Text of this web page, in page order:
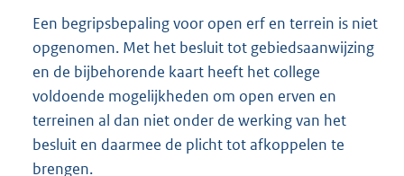
Een begripsbepaling voor open erf en terrein is niet
opgenomen. Met het besluit tot gebiedsaanwijzing
en de bijbehorende kaart heeft het college
voldoende mogelijkheden om open erven en
terreinen al dan niet onder de werking van het
besluit en daarmee de plicht tot afkoppelen te
brengen.